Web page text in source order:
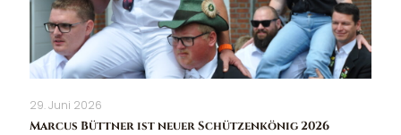
29. Juni 2026
Marcus Büttner ist neuer Schützenkönig 2026